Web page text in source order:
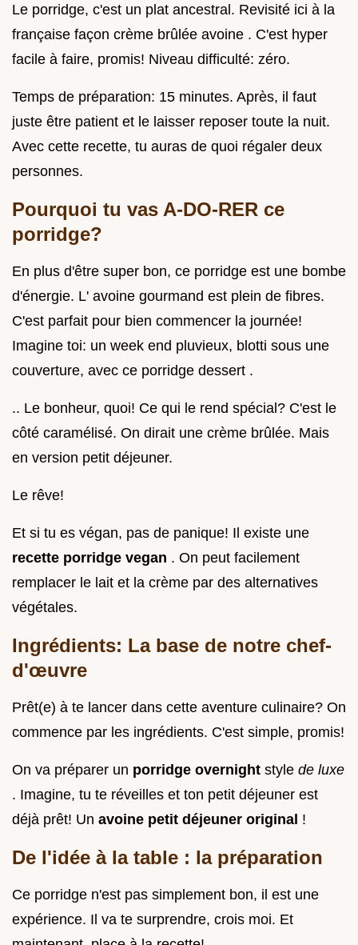
Le porridge, c'est un plat ancestral. Revisité ici à la
française façon crème brûlée avoine . C'est hyper
facile à faire, promis! Niveau difficulté: zéro.
Temps de préparation: 15 minutes. Après, il faut
juste être patient et le laisser reposer toute la nuit.
Avec cette recette, tu auras de quoi régaler deux
personnes.
Pourquoi tu vas A-DO-RER ce
porridge?
En plus d'être super bon, ce porridge est une bombe
d'énergie. L' avoine gourmand est plein de fibres.
C'est parfait pour bien commencer la journée!
Imagine toi: un week end pluvieux, blotti sous une
couverture, avec ce porridge dessert .
.. Le bonheur, quoi! Ce qui le rend spécial? C'est le
côté caramélisé. On dirait une crème brûlée. Mais
en version petit déjeuner.
Le rêve!
Et si tu es végan, pas de panique! Il existe une
recette porridge vegan . On peut facilement
remplacer le lait et la crème par des alternatives
végétales.
Ingrédients: La base de notre chef-
d'œuvre
Prêt(e) à te lancer dans cette aventure culinaire? On
commence par les ingrédients. C'est simple, promis!
On va préparer un porridge overnight style de luxe
. Imagine, tu te réveilles et ton petit déjeuner est
déjà prêt! Un avoine petit déjeuner original !
De l'idée à la table : la préparation
Ce porridge n'est pas simplement bon, il est une
expérience. Il va te surprendre, crois moi. Et